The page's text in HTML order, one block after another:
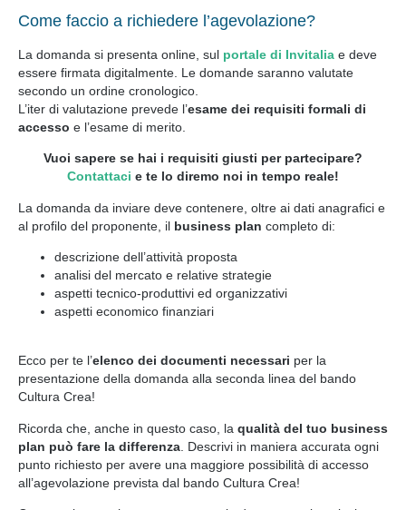
Come faccio a richiedere l’agevolazione?
La domanda si presenta online, sul portale di Invitalia e deve
essere firmata digitalmente. Le domande saranno valutate
secondo un ordine cronologico.
L’iter di valutazione prevede l’esame dei requisiti formali di
accesso e l’esame di merito.
Vuoi sapere se hai i requisiti giusti per partecipare?
Contattaci e te lo diremo noi in tempo reale!
La domanda da inviare deve contenere, oltre ai dati anagrafici e
al profilo del proponente, il business plan completo di:
descrizione dell’attività proposta
analisi del mercato e relative strategie
aspetti tecnico-produttivi ed organizzativi
aspetti economico finanziari
Ecco per te l’elenco dei documenti necessari per la
presentazione della domanda alla seconda linea del bando
Cultura Crea!
Ricorda che, anche in questo caso, la qualità del tuo business
plan può fare la differenza . Descrivi in maniera accurata ogni
punto richiesto per avere una maggiore possibilità di accesso
all’agevolazione prevista dal bando Cultura Crea!